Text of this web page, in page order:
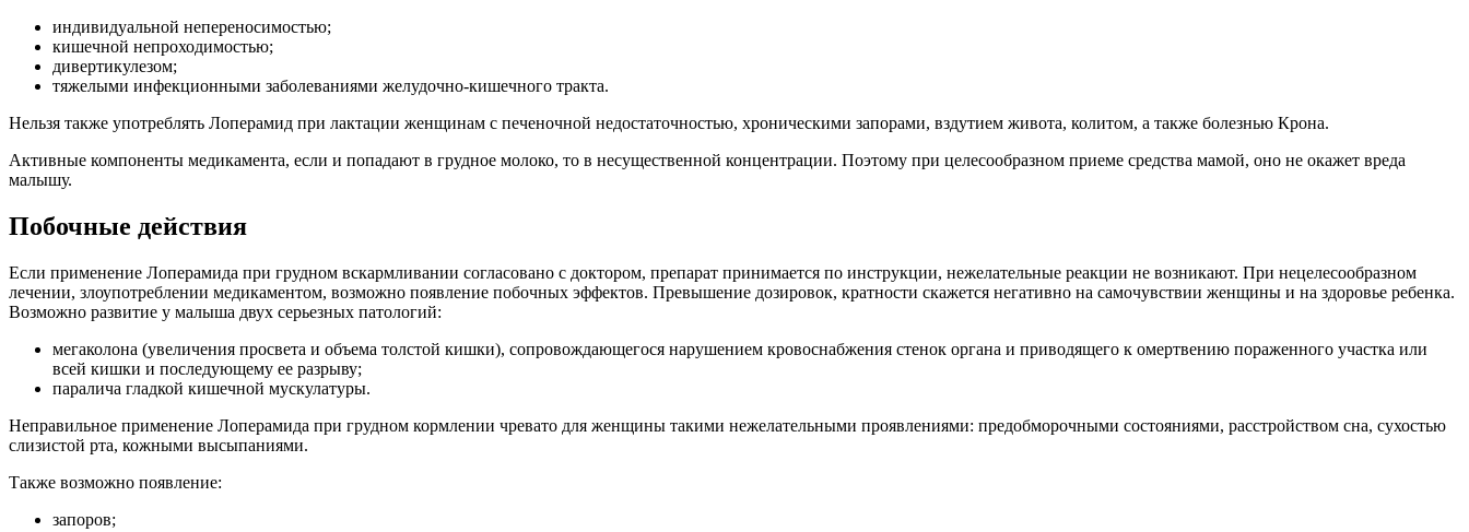
индивидуальной непереносимостью;
кишечной непроходимостью;
дивертикулезом;
тяжелыми инфекционными заболеваниями желудочно-кишечного тракта.
Нельзя также употреблять Лоперамид при лактации женщинам с печеночной недостаточностью, хроническими запорами, вздутием живота, колитом, а также болезнью Крона.
Активные компоненты медикамента, если и попадают в грудное молоко, то в несущественной концентрации. Поэтому при целесообразном приеме средства мамой, оно не окажет вреда
малышу.
Побочные действия
Если применение Лоперамида при грудном вскармливании согласовано с доктором, препарат принимается по инструкции, нежелательные реакции не возникают. При нецелесообразном
лечении, злоупотреблении медикаментом, возможно появление побочных эффектов. Превышение дозировок, кратности скажется негативно на самочувствии женщины и на здоровье ребенка.
Возможно развитие у малыша двух серьезных патологий:
мегаколона (увеличения просвета и объема толстой кишки), сопровождающегося нарушением кровоснабжения стенок органа и приводящего к омертвению пораженного участка или
всей кишки и последующему ее разрыву;
паралича гладкой кишечной мускулатуры.
Неправильное применение Лоперамида при грудном кормлении чревато для женщины такими нежелательными проявлениями: предобморочными состояниями, расстройством сна, сухостью
слизистой рта, кожными высыпаниями.
Также возможно появление:
запоров;